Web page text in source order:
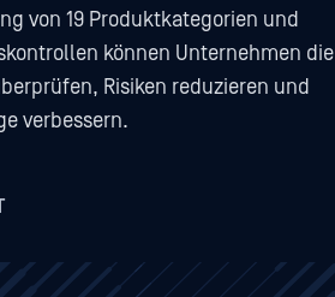
von 19 Produktkategorien und
können Unternehmen die
Risiken reduzieren und
verbessern.